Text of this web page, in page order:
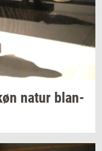
natur blan­